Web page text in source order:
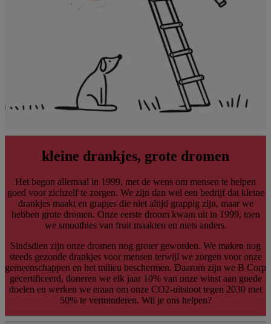
kleine drankjes, grote dromen
Het begon allemaal in 1999, met de wens om mensen te helpen
goed voor zichzelf te zorgen. We zijn dan wel een bedrijf dat kleine
drankjes maakt en grapjes die niet altijd grappig zijn, maar we
hebben grote dromen. Onze eerste droom kwam uit in 1999, toen
we smoothies van fruit maakten en niets anders.
Sindsdien zijn onze dromen nog groter geworden. We maken nog
steeds gezonde drankjes voor mensen terwijl we zorgen voor onze
gemeenschappen en het milieu beschermen. Daarom zijn we B Corp
gecertificeerd, doneren we elk jaar 10% van onze winst aan goede
doelen en werken we eraan om onze CO2-uitstoot tegen 2030 met
50% te verminderen. Wil je ons helpen?